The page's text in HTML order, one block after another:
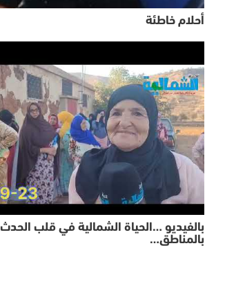
أحلام خاطئة
بالفيديو …الحياة الشمالية في قلب الحدث
بالمناطق…